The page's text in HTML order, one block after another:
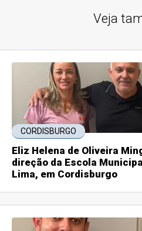
Veja
CORDISBURGO
Eliz Helena de Oliveira
direção da Escola
Lima, em Cordisburgo